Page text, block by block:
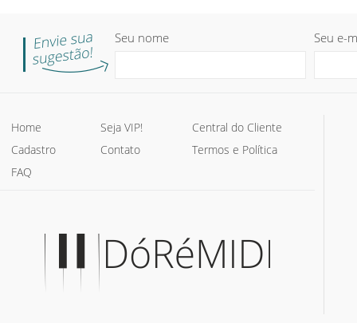
Seu nome Seu e-
Home Seja VIP!
Central do Cliente
Cadastro
Contato
Termos e Política
FAQ